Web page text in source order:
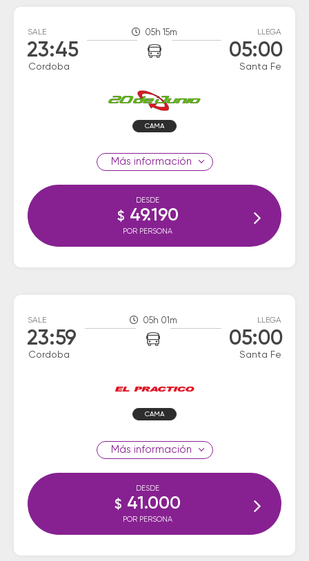
SALE
23:45
Cordoba
05h 15m LLEGA
05:00
Santa Fe
CAMA
información
DESDE
$ 49.190
POR PERSONA
SALE
23:59
Cordoba
05h 01m LLEGA
05:00
Santa Fe
CAMA
información
DESDE
$ 41.000
POR PERSONA